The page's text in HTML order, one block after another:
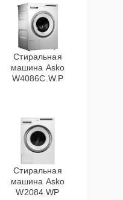
Стиральная
машина Asko
W4086C.W.P
Стиральная
машина Asko
W2084 WP